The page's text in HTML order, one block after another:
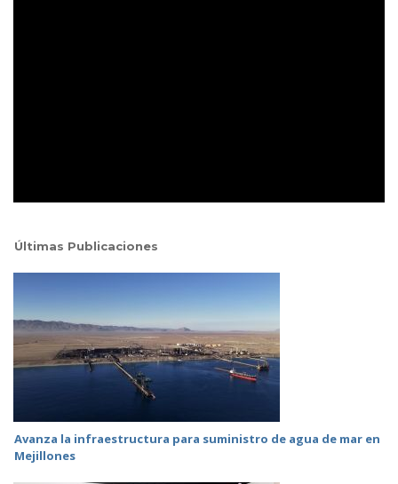
Últimas Publicaciones
Avanza la infraestructura para suministro de agua de mar en
Mejillones